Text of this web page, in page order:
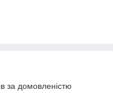
за домовленістю